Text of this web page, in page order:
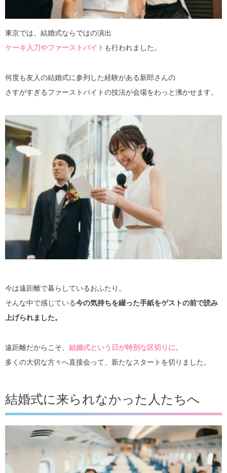
東京では、結婚式ならではの演出
ケーキ入刀やファーストバイト も行われました。
何度も友人の結婚式に参列した経験がある新郎さんの
さすがすぎるファーストバイトの技法が会場をわっと沸かせます。
今は遠距離で暮らしているおふたり。
そんな中で感じている今の気持ちを綴った手紙をゲストの前で読み
上げられました。
遠距離だからこそ、 結婚式という日が特別な区切りに。
多くの大切な方々へ直接会って、新たなスタートを切りました。
結婚式に来られなかった人たちへ